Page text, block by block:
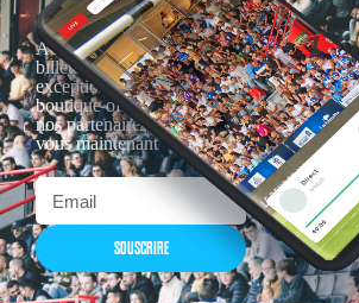
Actualités, nouveautés,
billetterie, remises
exceptionnelles dans la
boutique officielles & chez
nos partenaires… Inscrivez-
vous maintenant
SOUSCRIRE